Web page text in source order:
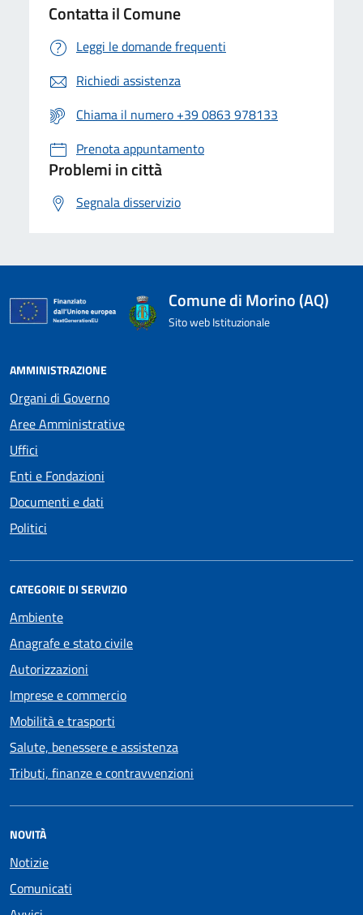
Contatta il Comune
Leggi le domande frequenti
Richiedi assistenza
Chiama il numero +39 0863 978133
Prenota appuntamento
Problemi in città
Segnala disservizio
Comune di Morino (AQ)
Sito web Istituzionale
AMMINISTRAZIONE
Organi di Governo
Aree Amministrative
Uffici
Enti e Fondazioni
Documenti e dati
Politici
CATEGORIE DI SERVIZIO
Ambiente
Anagrafe e stato civile
Autorizzazioni
Imprese e commercio
Mobilità e trasporti
Salute, benessere e assistenza
Tributi, finanze e contravvenzioni
NOVITÀ
Notizie
Comunicati